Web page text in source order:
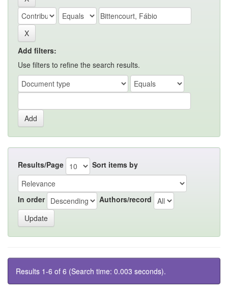
Add filters:
Use filters to refine the search results.
Results/Page Sort items by
In order Authors/record
Results 1-6 of 6 (Search time: 0.003 seconds).